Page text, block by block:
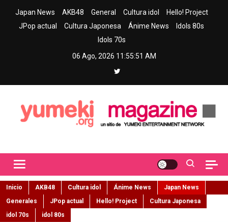
Japan News AKB48 General Cultura idol
Hello! Project
JPop actual
Cultura Japonesa Ánime News
Idols 80s
Idols 70s
06 Ago, 2026 11:55:52 AM
Inicio AKB48 Cultura idol Ánime News
Japan News
Generales
JPop actual Hello! Project
Cultura Japonesa
idol 70s
idol 80s